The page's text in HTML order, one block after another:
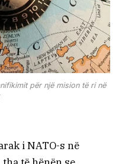
për një mision të ri në
i NATO-s në